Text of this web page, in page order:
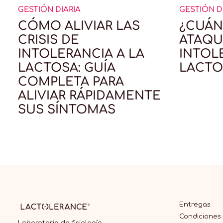
GESTIÓN DIARIA
CÓMO ALIVIAR LAS
CRISIS DE
INTOLERANCIA A LA
LACTOSA: GUÍA
COMPLETA PARA
ALIVIAR RÁPIDAMENTE
SUS SÍNTOMAS
GESTIÓN
Entregas